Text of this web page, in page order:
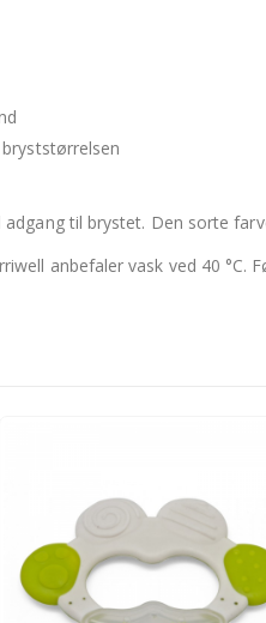
til brystet. Den sorte
anbefaler vask ved 40 °C.